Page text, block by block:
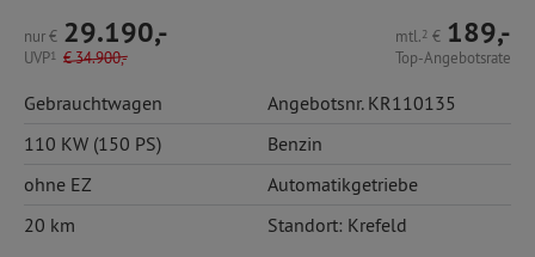
nur€ 29.190,-
UVP1 €34.900,-
mtl.2 € 189,-
Top-Angebotsrate
Gebrauchtwagen
Angebotsnr. KR110135
110 KW (150 PS)
Benzin
ohne EZ
Automatikgetriebe
20 km
Standort: Krefeld